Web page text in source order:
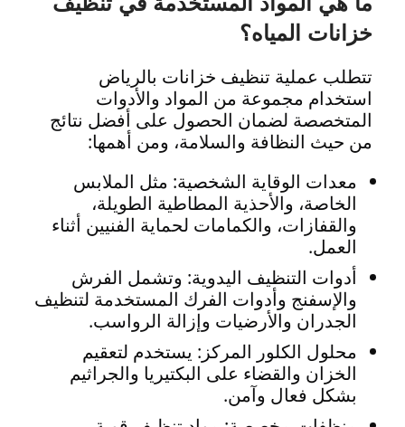
خزانات المياه؟
تتطلب عملية تنظيف خزانات بالرياض
استخدام مجموعة من المواد والأدوات
المتخصصة لضمان الحصول على أفضل نتائج
من حيث النظافة والسلامة، ومن أهمها:
معدات الوقاية الشخصية: مثل الملابس
الخاصة، والأحذية المطاطية الطويلة،
والقفازات، والكمامات لحماية الفنيين أثناء
العمل.
أدوات التنظيف اليدوية: وتشمل الفرش
والإسفنج وأدوات الفرك المستخدمة لتنظيف
الجدران والأرضيات وإزالة الرواسب.
محلول الكلور المركز: يستخدم لتعقيم
الخزان والقضاء على البكتيريا والجراثيم
بشكل فعال وآمن.